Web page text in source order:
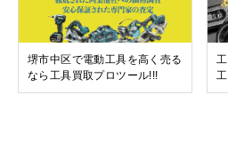
堺市中区で電動工具を高く売る
なら工具買取プロツール!!!
工